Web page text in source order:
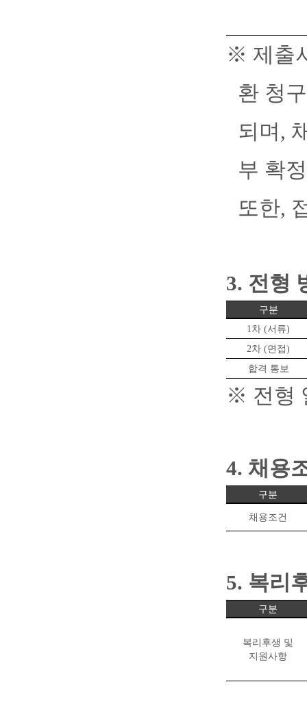
※ 제출
환 청
되며 ,
부 확
또한,
3. 전형
구분
1 차 (서류)
2차 (면접)
합격 통보
※ 전형
4. 채용
구분
채용조건
5. 복리
구분
복리후생 및
지원사항